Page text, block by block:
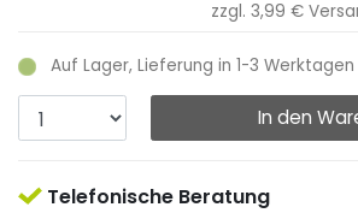
zzgl. 3,99 €
Auf Lager, Lieferung in 1-3 Werktagen
In den
Telefonische Beratung